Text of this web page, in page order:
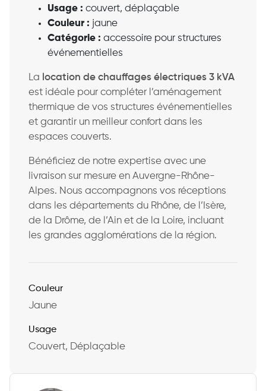
Usage : couvert, déplaçable
Couleur : jaune
Catégorie : accessoire pour structures
événementielles
La location de chauffages électriques 3 kVA
est idéale pour compléter l’aménagement
thermique de vos structures événementielles
et garantir un meilleur confort dans les
espaces couverts.
Bénéficiez de notre expertise avec une
livraison sur mesure en Auvergne-Rhône-
Alpes. Nous accompagnons vos réceptions
dans les départements du Rhône, de l’Isère,
de la Drôme, de l’Ain et de la Loire, incluant
les grandes agglomérations de la région.
Couleur
Jaune
Usage
Couvert, Déplaçable